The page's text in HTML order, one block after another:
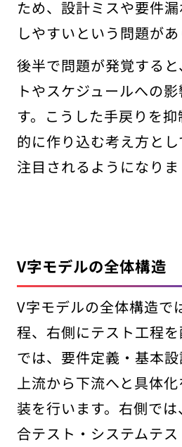
ため、設計ミスや要件
しやすいという問題があ
後半で問題が発覚する
トやスケジュールへの
す。こうした手戻りを
的に作り込む考え方と
注目されるようになりま
V字モデルの全体構造
V字モデルの全体構造で
程、右側にテスト工程
では、要件定義・基本設
上流から下流へと具体
装を行います。右側で
合テスト・システムテ